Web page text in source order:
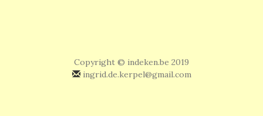
Copyright © indeken.be 2019
ingrid.de.kerpel@gmail.com